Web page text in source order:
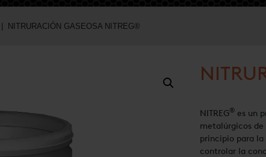
| NITRURACIÓN GASEOSA NITREG®
NITREG® es un
metalúrgicos de
principio para la
controlar la